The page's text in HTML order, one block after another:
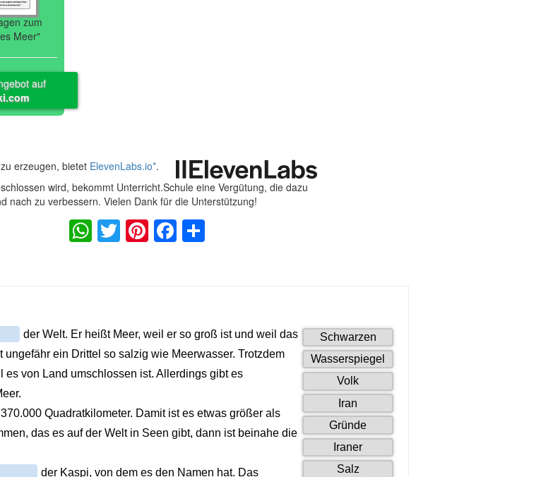
zum
Meer"
auf
erzeugen, bietet ElevenLabs.io*.
wird, bekommt Unterricht.Schule eine Vergütung, die dazu
nach zu verbessern. Vielen Dank für die Unterstützung!
WhatsApp
Twitter
Pinterest
Facebook